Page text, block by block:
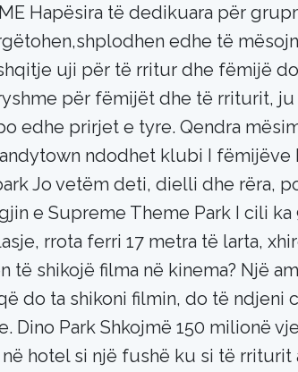
Hapësira të dedikuara për
edhe të
uji për të rritur dhe fëmijë
për fëmijët dhe të rriturit,
edhe prirjet e tyre. Qendra
ndodhet klubi I fëmijëve
Jo vetëm deti, dielli dhe rëra,
e Supreme Theme Park I cili
rrota ferri 17 metra të larta,
të shikojë filma në kinema? Një
do ta shikoni filmin, do të
Dino Park Shkojmë 150 milionë
hotel si një fushë ku si të